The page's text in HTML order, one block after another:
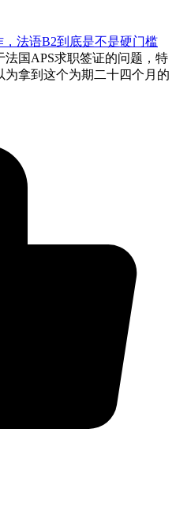
法语B2到底是不是硬门槛
国APS求职签证的问题，特
拿到这个为期二十四个月的